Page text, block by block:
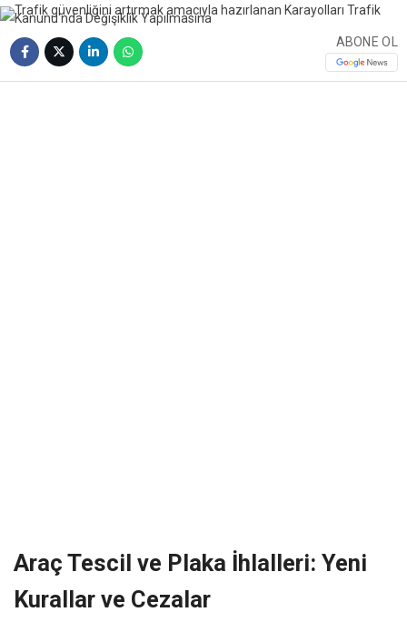
ABONE OL
Araç Tescil ve Plaka İhlalleri: Yeni
Kurallar ve Cezalar